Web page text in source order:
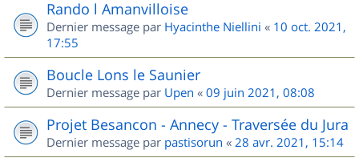
Rando l Amanvilloise
Dernier message par Hyacinthe Niellini « 10 oct. 2021,
17:55
Boucle Lons le Saunier
Dernier message par Upen « 09 juin 2021, 08:08
Projet Besancon - Annecy - Traversée du Jura
Dernier message par pastisorun « 28 avr. 2021, 15:14